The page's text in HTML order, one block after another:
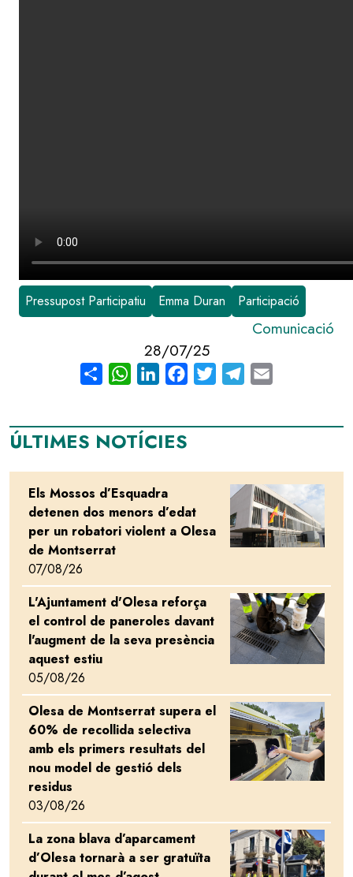
Pressupost Participatiu Emma Duran Participació
Comunicació
28/07/25
Share WhatsAppLinkedInFacebook
Twitter Telegram
ÚLTIMES NOTÍCIES
Els Mossos d’Esquadra
detenen dos menors d’edat
per un robatori violent a Olesa
de Montserrat
07/08/26
Image
L'Ajuntament d'Olesa reforça
el control de paneroles davant
l'augment de la seva presència
aquest estiu
05/08/26
Image
Olesa de Montserrat supera el
60% de recollida selectiva
amb els primers resultats del
nou model de gestió dels
residus
03/08/26
Image
La zona blava d’aparcament
d’Olesa tornarà a ser gratuïta
Image